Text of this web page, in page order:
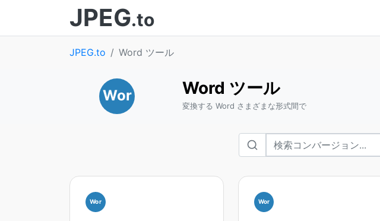
JPEG.to
JPEG.to Word ツール
Wor Word ツール
変換する Word さまざまな形式間で
Wor Wor